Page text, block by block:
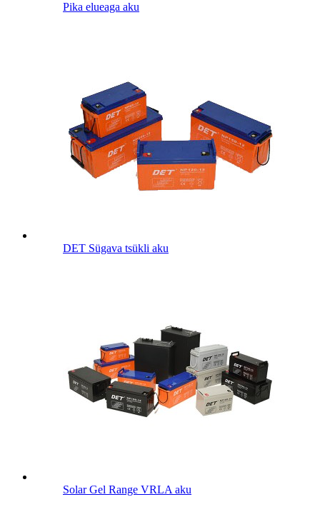
Pika elueaga aku
DET Sügava tsükli aku
Solar Gel Range VRLA aku